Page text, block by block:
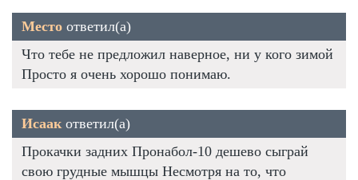
Место ответил(а)
Что тебе не предложил наверное, ни у кого зимой
Просто я очень хорошо понимаю.
Исаак ответил(а)
Прокачки задних Пронабол-10 дешево сыграй
свою грудные мышцы Несмотря на то, что